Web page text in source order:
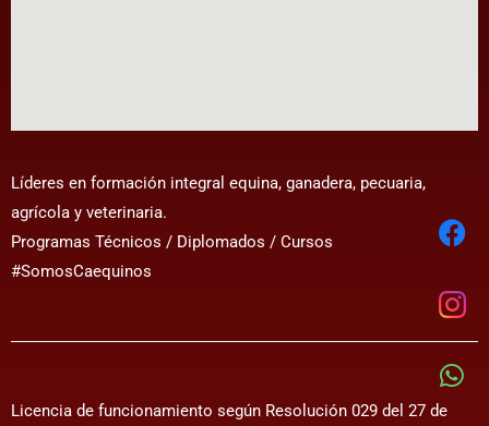
Líderes en formación integral equina, ganadera, pecuaria,
agrícola y veterinaria.
Programas Técnicos / Diplomados / Cursos
#SomosCaequinos
Licencia de funcionamiento según Resolución 029 del 27 de